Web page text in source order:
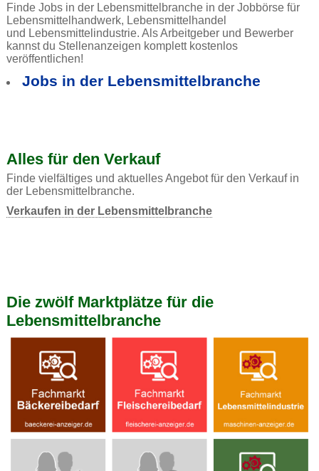
Finde Jobs in der Lebensmittelbranche in der Jobbörse für
Lebensmittelhandwerk, Lebensmittelhandel
und Lebensmittelindustrie. Als Arbeitgeber und Bewerber
kannst du Stellenanzeigen komplett kostenlos
veröffentlichen!
Jobs in der Lebensmittelbranche
Alles für den Verkauf
Finde vielfältiges und aktuelles Angebot für den Verkauf in
der Lebensmittelbranche.
Verkaufen in der Lebensmittelbranche
Die zwölf Marktplätze für die
Lebensmittelbranche